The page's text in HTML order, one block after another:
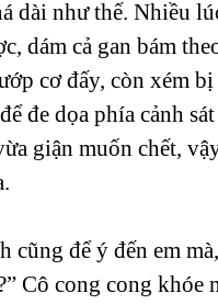
dài như thế. Nhiều
dám cả gan bám
cơ đấy, còn xém
đe dọa phía cảnh
giận muốn chết,
cũng để ý đến em
Cô cong cong khóe